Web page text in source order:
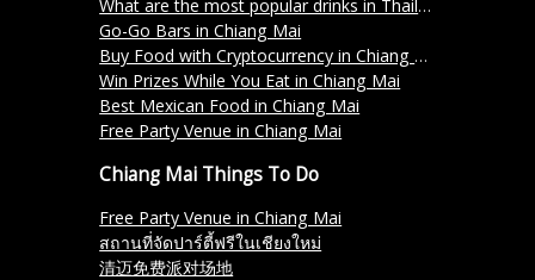
What are the most popular drinks in Thailand?
Go-Go Bars in Chiang Mai
Buy Food with Cryptocurrency in Chiang Mai
Win Prizes While You Eat in Chiang Mai
Best Mexican Food in Chiang Mai
Free Party Venue in Chiang Mai
Chiang Mai Things To Do
Free Party Venue in Chiang Mai
สถานที่จัดปาร์ตี้ฟรีในเชียงใหม่
清迈免费派对场地